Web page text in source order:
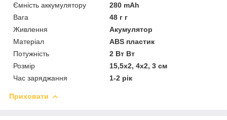
Ємність аккумулятору
280 mAh
Вага
48 г г
Живлення
Акумулятор
Матеріал
ABS пластик
Потужність
2 Вт Вт
Розмір
15,5х2, 4х2, 3 см
Час заряджання
1-2 рік
Приховати